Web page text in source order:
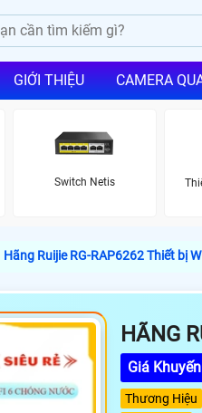
GIỚI THIỆU CAMERA
Switch Netis
Hãng Ruijie RG-RAP6262 Thiết bị
HÃNG
Giá
Thương Hiệu